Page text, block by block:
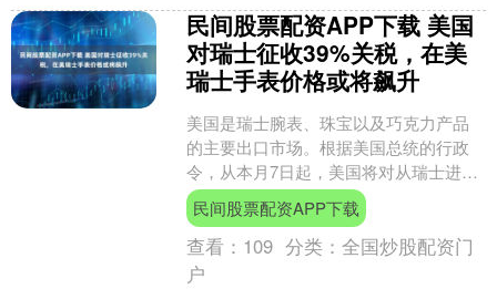
民间股票配资APP下载 美国
对瑞士征收39%关税，在美
瑞士手表价格或将飙升
美国是瑞士腕表、珠宝以及巧克力产品
的主要出口市场。根据美国总统的行政
令，从本月7日起，美国将对从瑞士进口
的商品征收39%的关税。当地时间8月1
日，瑞士多家行业协....
民间股票配资APP下载
查看： 109 分类：全国炒股配资门
户